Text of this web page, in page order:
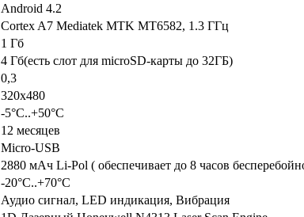
Android 4.2
Cortex A7 Mediatek MTK MT6582, 1.3 ГГц
1 Гб
4 Гб(есть слот для microSD-карты до 32ГБ)
0,3
320x480
-5°C..+50°C
12 месяцев
Micro-USB
2880 мАч Li-Pol ( обеспечивает до 8 часов
-20°C..+70°C
Аудио сигнал, LED индикация, Вибрация